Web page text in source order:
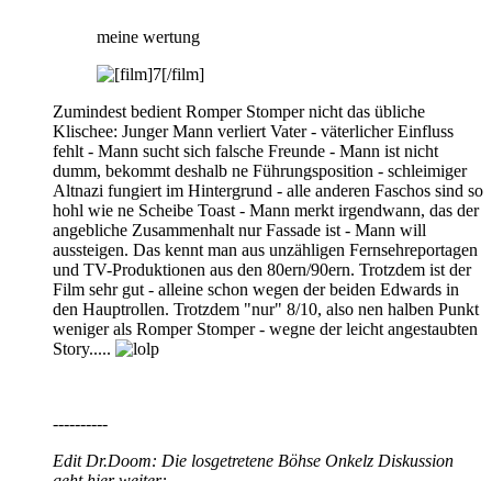
meine wertung
Zumindest bedient Romper Stomper nicht das übliche
Klischee: Junger Mann verliert Vater - väterlicher Einfluss
fehlt - Mann sucht sich falsche Freunde - Mann ist nicht
dumm, bekommt deshalb ne Führungsposition - schleimiger
Altnazi fungiert im Hintergrund - alle anderen Faschos sind so
hohl wie ne Scheibe Toast - Mann merkt irgendwann, das der
angebliche Zusammenhalt nur Fassade ist - Mann will
aussteigen. Das kennt man aus unzähligen Fernsehreportagen
und TV-Produktionen aus den 80ern/90ern. Trotzdem ist der
Film sehr gut - alleine schon wegen der beiden Edwards in
den Hauptrollen. Trotzdem "nur" 8/10, also nen halben Punkt
weniger als Romper Stomper - wegne der leicht angestaubten
Story.....
----------
Edit Dr.Doom: Die losgetretene Böhse Onkelz Diskussion